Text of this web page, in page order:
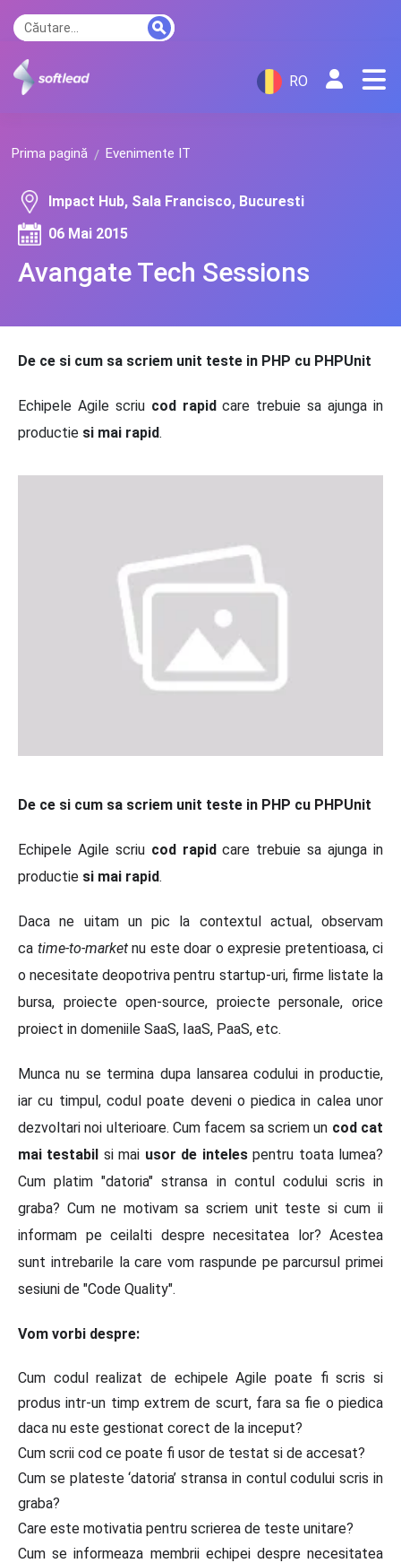
RO
Prima pagină Evenimente IT
Avangate Tech Sessions
Impact Hub, Sala Francisco, Bucuresti
06 Mai 2015
De ce si cum sa scriem unit teste in PHP cu PHPUnit
Echipele Agile scriu cod rapidcare trebuie sa ajunga in
productie si mai rapid.
De ce si cum sa scriem unit teste in PHP cu PHPUnit
Echipele Agile scriu cod rapidcare trebuie sa ajunga in
productie si mai rapid.
Daca ne uitam un pic la contextul actual, observam
ca time-to-marketnu este doar o expresie pretentioasa, ci
o necesitate deopotriva pentru startup-uri, firme listate la
bursa, proiecte open-source, proiecte personale, orice
proiect in domeniile SaaS, IaaS, PaaS, etc.
Munca nu se termina dupa lansarea codului in productie,
iar cu timpul, codul poate deveni o piedica in calea unor
dezvoltari noi ulterioare. Cum facem sa scriem un cod cat
mai testabil si mai usor de intelespentru toata lumea?
Cum platim "datoria" stransa in contul codului scris in
graba? Cum ne motivam sa scriem unit teste si cum ii
informam pe ceilalti despre necesitatea lor? Acestea
sunt intrebarile la care vom raspunde pe parcursul primei
sesiuni de "Code Quality".
Vom vorbi despre:
Cum codul realizat de echipele Agile poate fi scris si
produs intr-un timp extrem de scurt, fara sa fie o piedica
daca nu este gestionat corect de la inceput?
Cum scrii cod ce poate fi usor de testat si de accesat?
Cum se plateste ‘datoria’ stransa in contul codului scris in
graba?
Care este motivatia pentru scrierea de teste unitare?
Cum se informeaza membrii echipei despre necesitatea